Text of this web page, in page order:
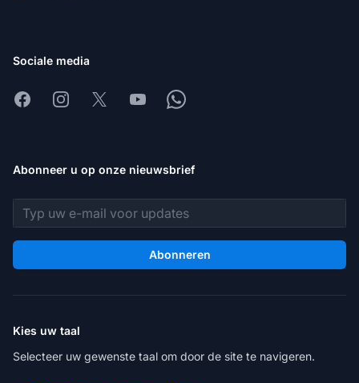
Sociale media
FacebookInstagram
X YoutubeWhatsapp
Abonneer u op onze nieuwsbrief
E-mailadres
Abonneren
Kies uw taal
Selecteer uw gewenste taal om door de site te navigeren.